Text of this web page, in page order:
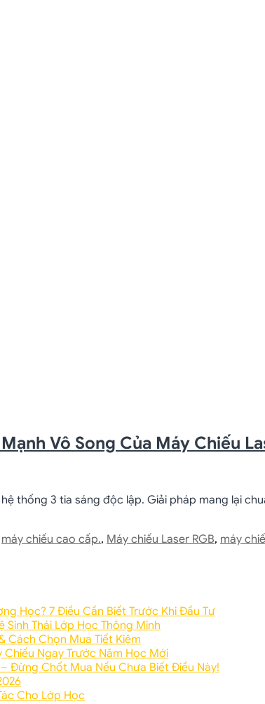
Vô Song Của Máy Chiếu
thống 3 tia sáng độc lập. Giải pháp mang lại
máy chiếu cao cấp., Máy chiếu Laser RGB, máy
Học? 7 Điều Cần Biết Trước Khi Đầu Tư
Sinh Thái Lớp Học Thông Minh
Cách Chọn Mua Tiết Kiệm
Chiếu Ngay Trước Năm Học Mới
Đừng Chốt Mua Nếu Chưa Biết Điều Này!
Cho Lớp Học